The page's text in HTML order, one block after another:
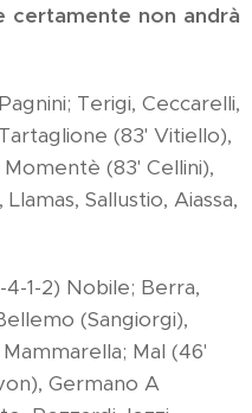
certamente non andrà
Terigi, Ceccarelli,
(83' Vitiello),
(83' Cellini),
Sallustio, Aiassa,
4-1-2) Nobile; Berra,
(Sangiorgi),
Mal (46'
Germano A